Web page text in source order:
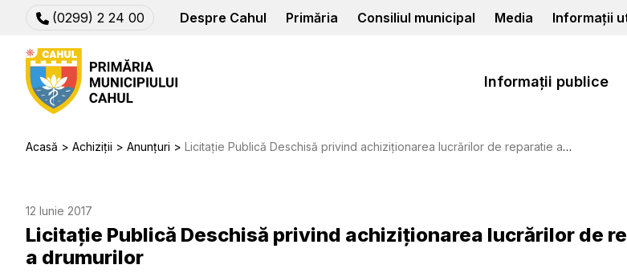
(0299) 2 24 00 Despre Cahul Primăria Consiliul municipal Media Informații
Informații publice
Acasă Achiziții Anunțuri Licitație Publică Deschisă privind achiziționarea lucrărilor de reparatie a drumurilor
12 Iunie 2017
Licitație Publică Deschisă privind achiziționarea lucrărilor de
a drumurilor